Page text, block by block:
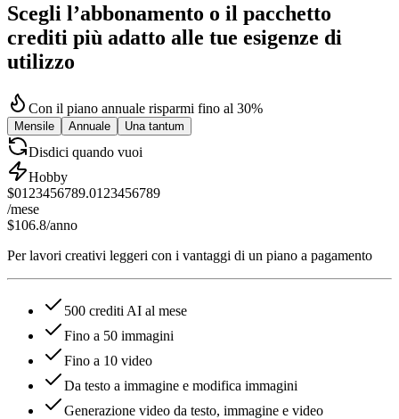
Scegli l’abbonamento o il pacchetto
crediti più adatto alle tue esigenze di
utilizzo
Con il piano annuale risparmi fino al 30%
Mensile Annuale Una tantum
Disdici quando vuoi
Hobby
$01 23456789.01 23456789
/mese
$106.8/anno
Per lavori creativi leggeri con i vantaggi di un piano a pagamento
500 crediti AI al mese
Fino a 50 immagini
Fino a 10 video
Da testo a immagine e modifica immagini
Generazione video da testo, immagine e video